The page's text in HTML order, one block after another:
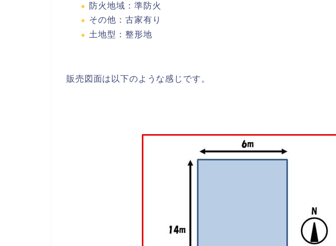
防火地域：準防火
その他：古家有り
土地型：整形地
販売図面は以下のような感じです。